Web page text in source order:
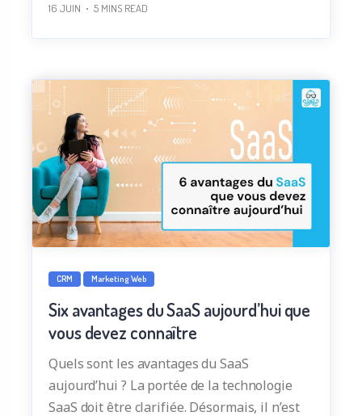
16 JUIN 5 MINS READ
CRM Marketing Web
Six avantages du SaaS aujourd’hui que
vous devez connaître
Quels sont les avantages du SaaS
aujourd’hui ? La portée de la technologie
SaaS doit être clarifiée. Désormais, il n’est